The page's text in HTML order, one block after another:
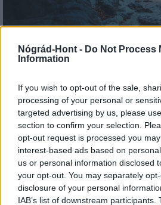
Nógrád-Hont - Do Not Process
Information
If you wish to opt-out of the sale,
processing of your personal or
targeted advertising by us, please
section to confirm your selection.
opt-out request is processed you
interest-based ads based on
us or personal information disclosed
your opt-out. You may separately
disclosure of your personal
IAB’s list of downstream
Történelmi táj, amelynek
A projekt részeként megújulnak a
műemlékek, köztük a különleges
Várkanyarban álló Nepomuki Szent
M1 bővítés: már
Bicske Kelet